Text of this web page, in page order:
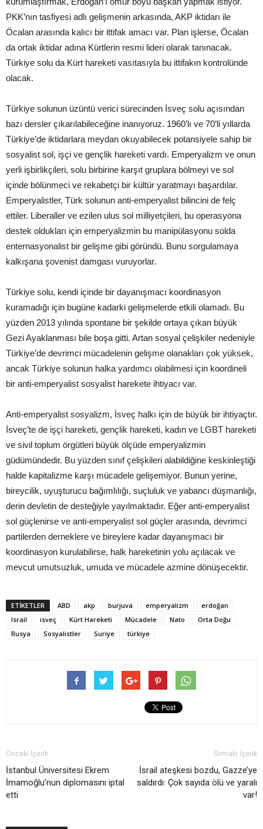
PKK’nın tasfiyesi adlı gelişmenin arkasında, AKP iktidarı ile
Öcalan arasında kalıcı bir ittifak amacı var. Plan işlerse, Öcalan
da ortak iktidar adına Kürtlerin resmi lideri olarak tanınacak.
Türkiye solu da Kürt hareketi vasıtasıyla bu ittifakın kontrolünde
olacak.
Türkiye solunun üzüntü verici sürecinden İsveç solu açısından
bazı dersler çıkarılabileceğine inanıyoruz. 1960’lı ve 70’li yıllarda
Türkiye’de iktidarlara meydan okuyabilecek potansiyele sahip bir
sosyalist sol, işçi ve gençlik hareketi vardı. Emperyalizm ve onun
yerli işbirlikçileri, solu birbirine karşıt gruplara bölmeyi ve sol
içinde bölünmeci ve rekabetçi bir kültür yaratmayı başardılar.
Emperyalistler, Türk solunun anti-emperyalist bilincini de felç
ettiler. Liberaller ve ezilen ulus sol milliyetçileri, bu operasyona
destek oldukları için emperyalizmin bu manipülasyonu solda
enternasyonalist bir gelişme gibi göründü. Bunu sorgulamaya
kalkışana şovenist damgası vuruyorlar.
Türkiye solu, kendi içinde bir dayanışmacı koordinasyon
kuramadığı için bugüne kadarki gelişmelerde etkili olamadı. Bu
yüzden 2013 yılında spontane bir şekilde ortaya çıkan büyük
Gezi Ayaklanması bile boşa gitti. Artan sosyal çelişkiler nedeniyle
Türkiye’de devrimci mücadelenin gelişme olanakları çok yüksek,
ancak Türkiye solunun halka yardımcı olabilmesi için koordineli
bir anti-emperyalist sosyalist harekete ihtiyacı var.
Anti-emperyalist sosyalizm, İsveç halkı için de büyük bir ihtiyaçtır.
İsveç’te de işçi hareketi, gençlik hareketi, kadın ve LGBT hareketi
ve sivil toplum örgütleri büyük ölçüde emperyalizmin
güdümündedir. Bu yüzden sınıf çelişkileri alabildiğine keskinleştiği
halde kapitalizme karşı mücadele gelişemiyor. Bunun yerine,
bireycilik, uyuşturucu bağımlılığı, suçluluk ve yabancı düşmanlığı,
derin devletin de desteğiyle yayılmaktadır. Eğer anti-emperyalist
sol güçlenirse ve anti-emperyalist sol güçler arasında, devrimci
partilerden derneklere ve bireylere kadar dayanışmacı bir
koordinasyon kurulabilirse, halk hareketinin yolu açılacak ve
mevcut umutsuzluk, umuda ve mücadele azmine dönüşecektir.
ETIKETLER ABD akp burjuva emperyalizm
erdoğan
Israil
isveç Kürt Hareketi Mücadele Nato
Orta Doğu
Rusya
Sosyalistler Suriye türkiye
Önceki İçerik
İstanbul Üniversitesi Ekrem
İmamoğlu’nun diplomasını iptal
etti
Sonraki İçerik
İsrail ateşkesi bozdu, Gazze’ye
saldırdı: Çok sayıda ölü ve yaralı
var!